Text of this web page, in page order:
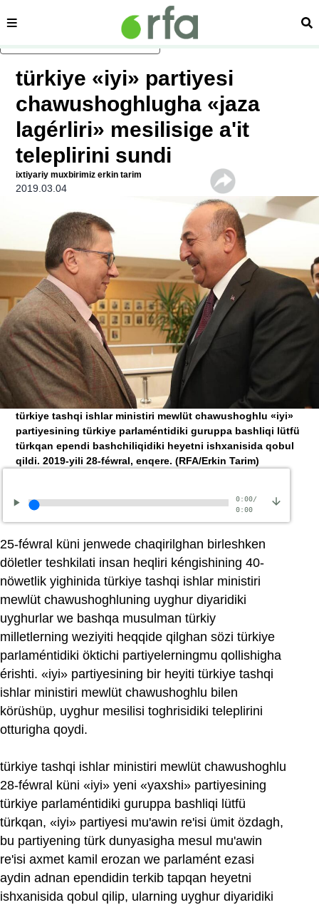
asasliq mezmungha atlang
sehipe
türkiye «iyi» partiyesi
chawushoghlugha «jaza
lagérliri» mesilisige a'it
teleplirini sundi
ixtiyariy muxbirimiz erkin tarim
2019.03.04
türkiye tashqi ishlar ministiri mewlüt chawushoghlu «iyi»
partiyesining türkiye parlaméntidiki guruppa bashliqi lütfü
türkqan ependi bashchiliqidiki heyetni ishxanisida qobul
qildi. 2019-yili 28-féwral, enqere.(RFA/Erkin Tarim)
0:00/
0:00
25-féwral küni jenwede chaqirilghan birleshken
döletler teshkilati insan heqliri kéngishining 40-
nöwetlik yighinida türkiye tashqi ishlar ministiri
mewlüt chawushoghluning uyghur diyaridiki
uyghurlar we bashqa musulman türkiy
milletlerning weziyiti heqqide qilghan sözi türkiye
parlaméntidiki öktichi partiyelerningmu qollishigha
érishti. «iyi» partiyesining bir heyiti türkiye tashqi
ishlar ministiri mewlüt chawushoghlu bilen
körüshüp, uyghur mesilisi toghrisidiki teleplirini
otturigha qoydi.
türkiye tashqi ishlar ministiri mewlüt chawushoghlu
28-féwral küni «iyi» yeni «yaxshi» partiyesining
türkiye parlaméntidiki guruppa bashliqi lütfü
türkqan, «iyi» partiyesi mu'awin re'isi ümit özdagh,
bu partiyening türk dunyasigha mesul mu'awin
re'isi axmet kamil erozan we parlamént ezasi
aydin adnan ependidin terkib tapqan heyetni
ishxanisida qobul qilip, ularning uyghur diyaridiki